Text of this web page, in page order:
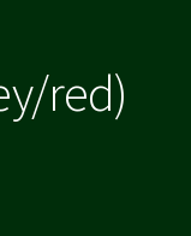
red)